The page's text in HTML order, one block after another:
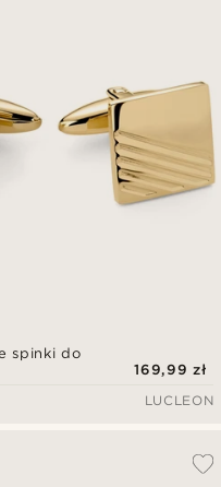
spinki do
169,99 zł
LUCLEON